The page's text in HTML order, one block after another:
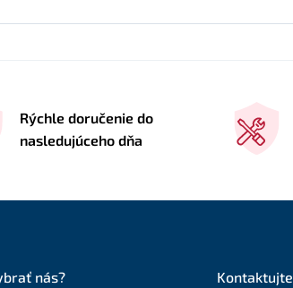
Rýchle doručenie do
nasledujúceho dňa
nás?